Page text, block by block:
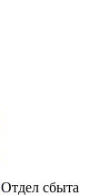
Отдел сбыта